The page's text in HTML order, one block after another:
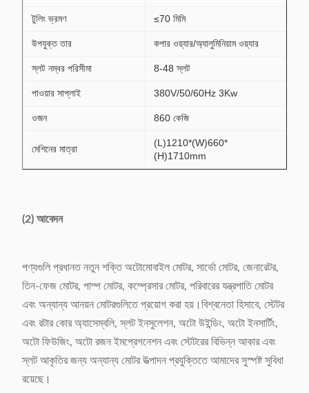
টুলিং ভ্রমণ ≤70 মিমি
উপযুক্ত তার কপার ওয়্যার/অ্যালুমিনিয়াম ওয়্যার
স্লট নম্বর পরিসীমা 8-48 স্লট
পাওয়ার সাপ্লাই 380V/50/60Hz 3Kw
ওজন 860 কেজি
মেশিনের মাত্রা
(L)1210*(W)660*
(H)1710mm
(2) আবেদন
পণ্যগুলি প্রধানত নতুন শক্তি অটোমোবাইল মোটর, সার্ভো মোটর, জেনারেটর,
তিন-ফেজ মোটর, পাম্প মোটর, কম্প্রেসার মোটর, পরিবারের যন্ত্রপাতি মোটর
এবং অন্যান্য আনয়ন মোটরগুলিতে প্রয়োগ করা হয়।বিশ্বনেতা হিসাবে, স্টেটর
এবং রটার কোর অ্যাসেম্বলি, স্লট ইনসুলেশন, অটো উইন্ডিং, অটো ইনসার্টিং,
অটো ফিউজিং, অটো রজন ইমপ্রেগনেশন এবং স্টেটরের বিভিন্ন আকার এবং
স্লট আকৃতির জন্য অন্যান্য মোটর উত্পাদন প্রযুক্তিতে আমাদের সুস্পষ্ট সুবিধা
রয়েছে।